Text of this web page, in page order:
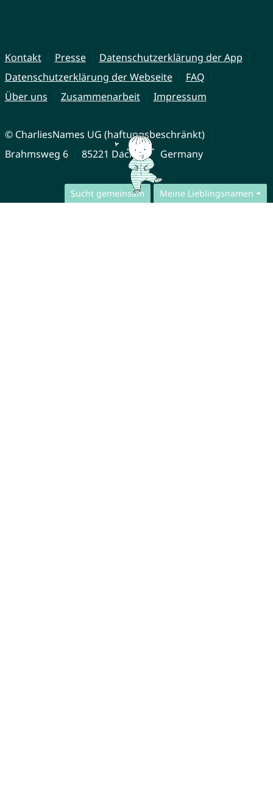
Sucht gemeinsam Meine Lieblingsnamen
Kontakt Presse
Datenschutzerklärung der App
Datenschutzerklärung der Webseite
FAQ
Über uns
Zusammenarbeit Impressum
© CharliesNames UG (haftungsbeschränkt)
Brahmsweg 6
85221 Dachau Germany